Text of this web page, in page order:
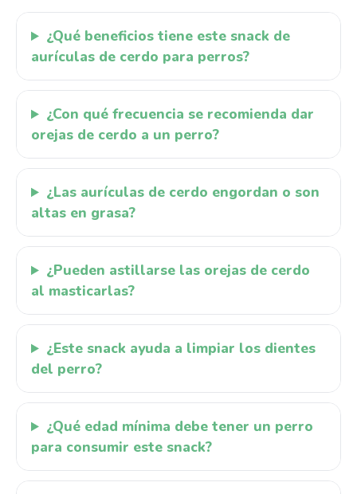
¿Qué beneficios tiene este snack de
aurículas de cerdo para perros?
¿Con qué frecuencia se recomienda dar
orejas de cerdo a un perro?
¿Las aurículas de cerdo engordan o son
altas en grasa?
¿Pueden astillarse las orejas de cerdo
al masticarlas?
¿Este snack ayuda a limpiar los dientes
del perro?
¿Qué edad mínima debe tener un perro
para consumir este snack?